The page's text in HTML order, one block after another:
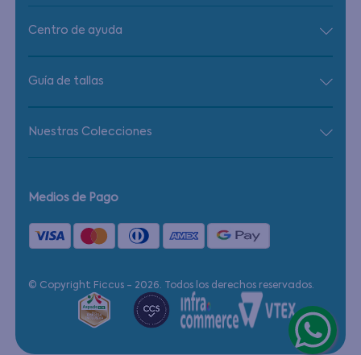
Centro de ayuda
Guía de tallas
Nuestras Colecciones
Medios de Pago
© Copyright Ficcus - 2026. Todos los derechos reservados.